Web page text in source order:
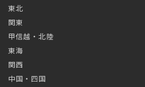
東北
関東
甲信越・北陸
東海
関西
中国・四国